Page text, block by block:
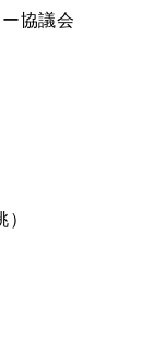
協議会